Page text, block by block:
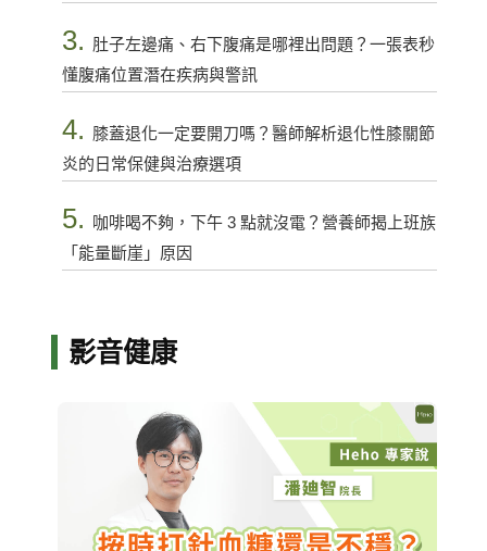
3. 肚子左邊痛、右下腹痛是哪裡出問題？一張表秒
懂腹痛位置潛在疾病與警訊
4. 膝蓋退化一定要開刀嗎？醫師解析退化性膝關節
炎的日常保健與治療選項
5.
咖啡喝不夠，下午 3 點就沒電？營養師揭上班族
「能量斷崖」原因
影音健康